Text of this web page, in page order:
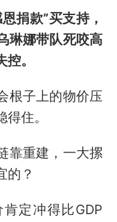
捐款”买支持，
琳娜带队死咬高
。
根子上的物价压
住。
靠重建，一大摞
的？
定冲得比GDP